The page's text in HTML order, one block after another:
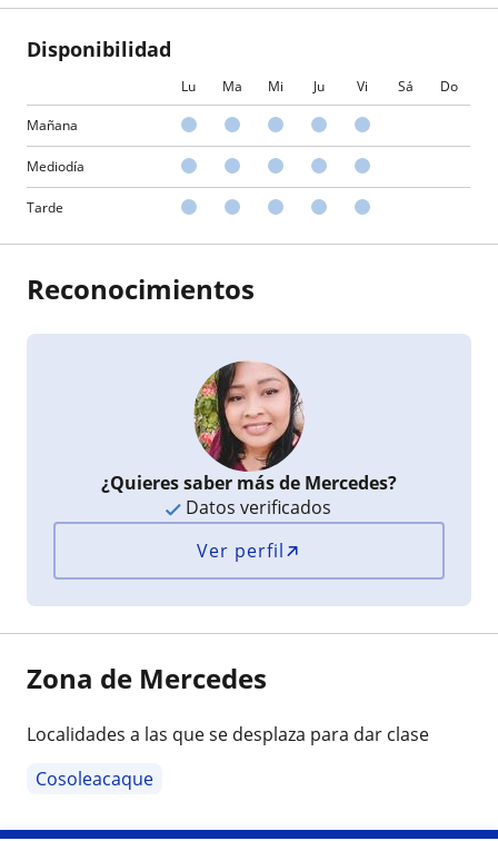
Disponibilidad
Lu Ma Mi Ju Vi Sá Do
Mañana
Mediodía
Tarde
Reconocimientos
¿Quieres saber más de Mercedes?
Datos verificados
Ver perfil
Zona de Mercedes
Localidades a las que se desplaza para dar clase
Cosoleacaque